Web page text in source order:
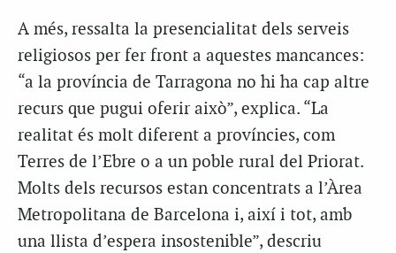
A més, ressalta la presencialitat dels serveis
religiosos per fer front a aquestes mancances:
“a la província de Tarragona no hi ha cap altre
recurs que pugui oferir això”, explica. “La
realitat és molt diferent a províncies, com
Terres de l’Ebre o a un poble rural del Priorat.
Molts dels recursos estan concentrats a l’Àrea
Metropolitana de Barcelona i, així i tot, amb
una llista d’espera insostenible”, descriu